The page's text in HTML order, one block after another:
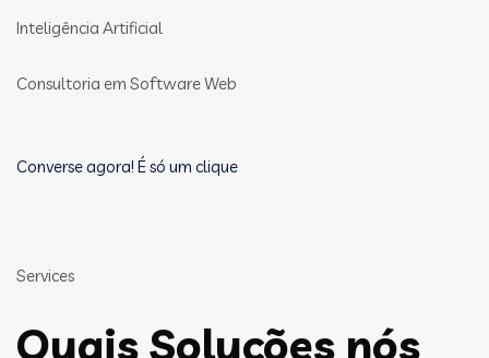
Inteligência Artificial
Consultoria em Software Web
Converse agora! É só um clique
Services
Quais Soluções nós